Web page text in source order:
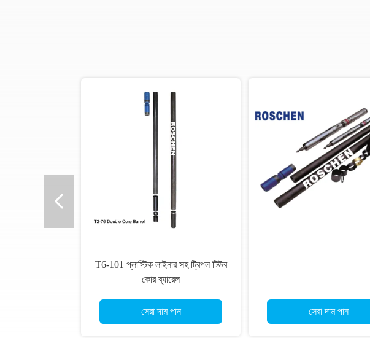
T6-101 প্লাস্টিক লাইনার সহ ট্রিপল টিউব
কোর ব্যারেল
সেরা দাম পান সেরা দাম পান